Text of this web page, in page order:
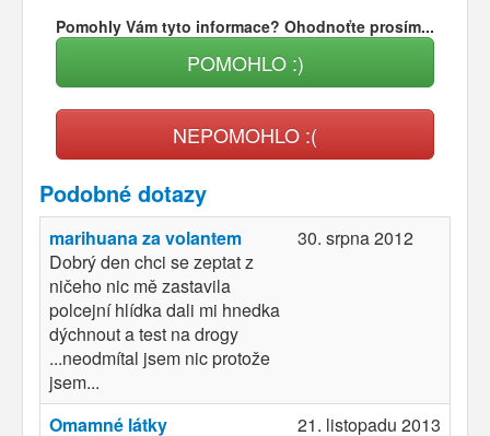
Pomohly Vám tyto informace? Ohodnoťte prosím...
POMOHLO :)
NEPOMOHLO :(
Podobné dotazy
marihuana za volantem
Dobrý den chci se zeptat z
ničeho nic mě zastavila
polcejní hlídka dali mi hnedka
dýchnout a test na drogy
...neodmítal jsem nic protože
jsem...
30. srpna 2012
Omamné látky
21. listopadu 2013